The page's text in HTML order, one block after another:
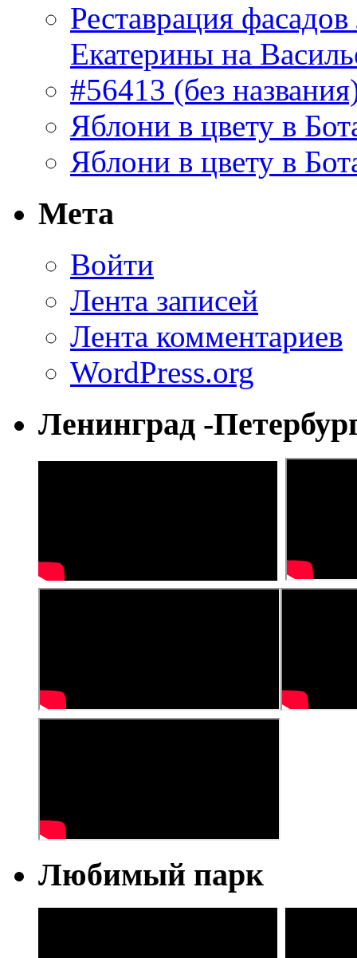
Реставрация
Екатерины на
#56413 (без
Яблони в цвету в
Яблони в цвету в
Мета
Войти
Лента записей
Лента комментариев
WordPress.org
Ленинград -
Любимый парк